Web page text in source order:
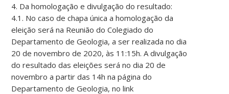
4. Da homologação e divulgação do resultado:
4.1. No caso de chapa única a homologação da
eleição será na Reunião do Colegiado do
Departamento de Geologia, a ser realizada no dia
20 de novembro de 2020, às 11:15h. A divulgação
do resultado das eleições será no dia 20 de
novembro a partir das 14h na página do
Departamento de Geologia, no link